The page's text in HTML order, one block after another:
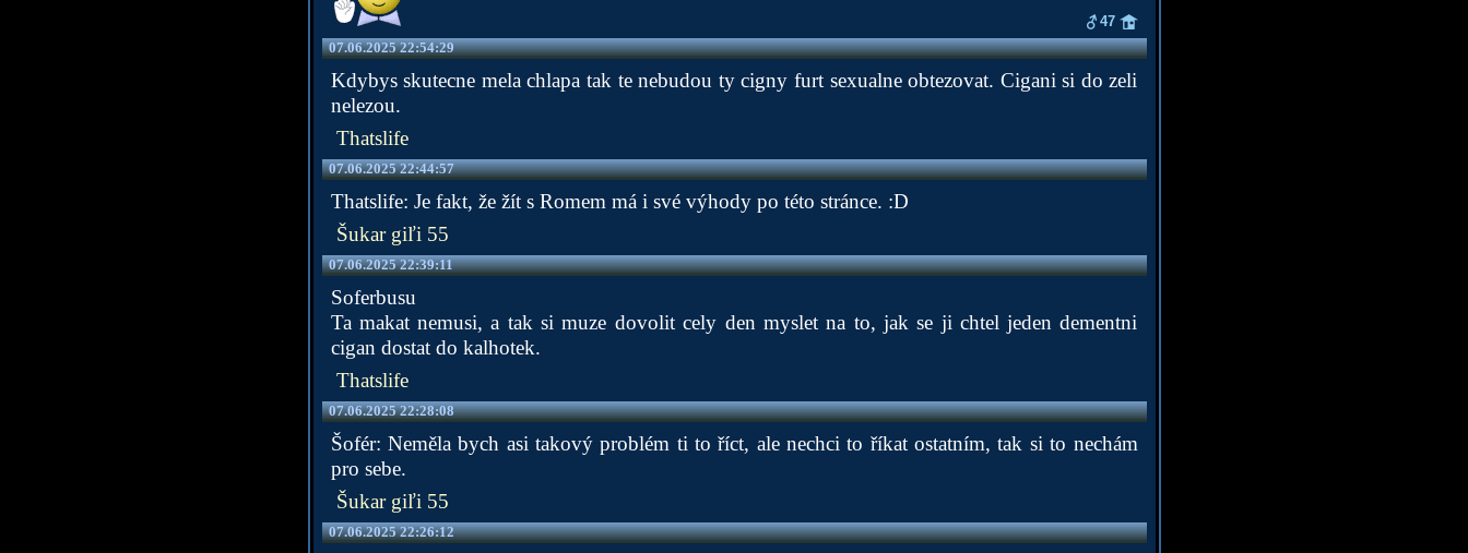
47
07.06.2025 22:54:29
Kdybys skutecne mela chlapa tak te nebudou ty cigny furt sexualne obtezovat. Cigani si do zeli
nelezou.
Thatslife
07.06.2025 22:44:57
Thatslife: Je fakt, že žít s Romem má i své výhody po této stránce. :D
Šukar giľi 55
07.06.2025 22:39:11
Soferbusu
Ta makat nemusi, a tak si muze dovolit cely den myslet na to, jak se ji chtel jeden dementni
cigan dostat do kalhotek.
Thatslife
07.06.2025 22:28:08
Šofér: Neměla bych asi takový problém ti to říct, ale nechci to říkat ostatním, tak si to nechám
pro sebe.
Šukar giľi 55
07.06.2025 22:26:12